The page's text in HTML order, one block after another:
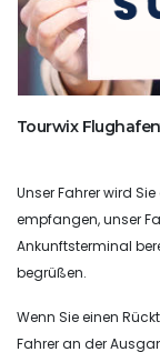
Tourwix
Unser Fahrer wird
empfangen, unser
Ankunftsterminal
begrüßen.
Wenn Sie einen
Fahrer an der